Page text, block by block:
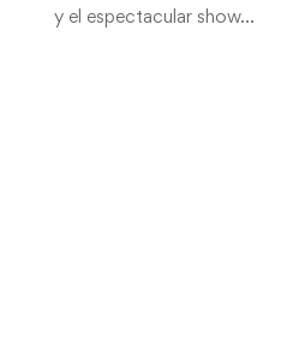
y el espectacular show...